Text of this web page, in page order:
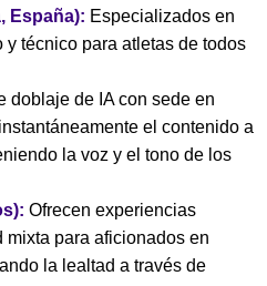
España): Especializados en
técnico para atletas de todos
doblaje de IA con sede en
el contenido a
la voz y el tono de los
Ofrecen experiencias
para aficionados en
la lealtad a través de